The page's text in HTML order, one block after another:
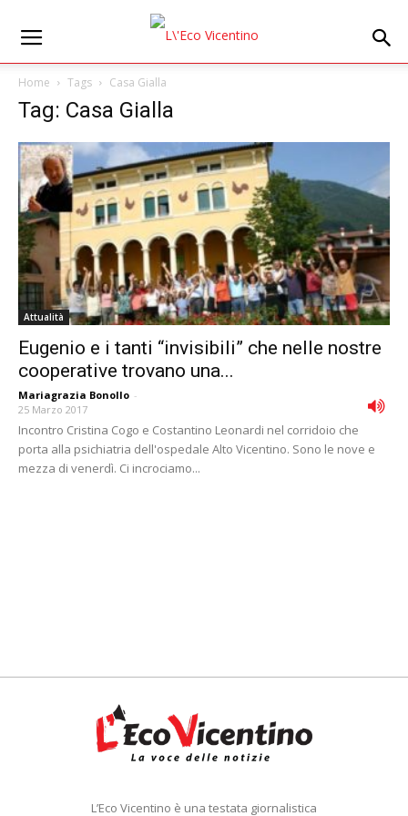
Home Tags Casa Gialla
Tag: Casa Gialla
Attualità
Eugenio e i tanti “invisibili” che nelle nostre
cooperative trovano una...
Mariagrazia Bonollo -
25 Marzo 2017
Incontro Cristina Cogo e Costantino Leonardi nel corridoio che
porta alla psichiatria dell'ospedale Alto Vicentino. Sono le nove e
mezza di venerdì. Ci incrociamo...
L’Eco Vicentino è una testata giornalistica